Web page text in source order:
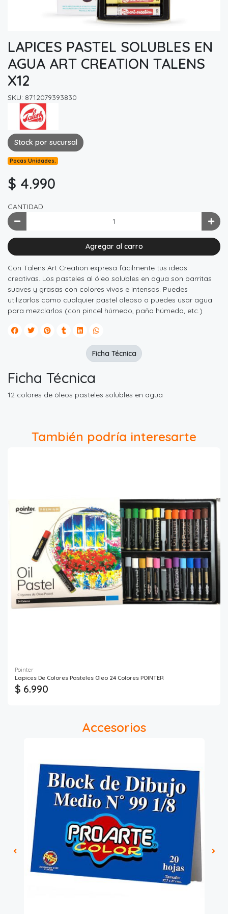
LAPICES PASTEL SOLUBLES EN
AGUA ART CREATION TALENS
X12
SKU: 8712079393830
Stock por sucursal
Pocas Unidades.
$ 4.990
CANTIDAD
Agregar al carro
Con Talens Art Creation expresa fácilmente tus ideas
creativas. Los pasteles al óleo solubles en agua son barritas
suaves y grasas con colores vivos e intensos. Puedes
utilizarlos como cualquier pastel oleoso o puedes usar agua
para mezclarlos (con pincel húmedo, paño húmedo, etc.)
Ficha Técnica
12 colores de óleos pasteles solubles en agua
Ficha Técnica
También podría interesarte
Pointer
Lapices De Colores Pasteles Oleo 24 Colores POINTER
$ 6.990
Accesorios